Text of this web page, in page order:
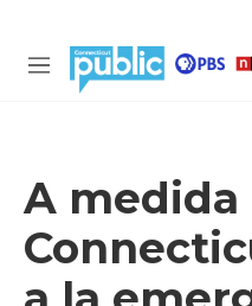
M
A medida